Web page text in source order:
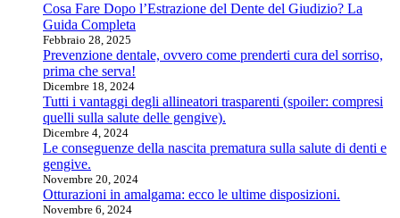
Cosa Fare Dopo l’Estrazione del Dente del Giudizio? La
Guida Completa
Febbraio 28, 2025
Prevenzione dentale, ovvero come prenderti cura del sorriso,
prima che serva!
Dicembre 18, 2024
Tutti i vantaggi degli allineatori trasparenti (spoiler: compresi
quelli sulla salute delle gengive).
Dicembre 4, 2024
Le conseguenze della nascita prematura sulla salute di denti e
gengive.
Novembre 20, 2024
Otturazioni in amalgama: ecco le ultime disposizioni.
Novembre 6, 2024